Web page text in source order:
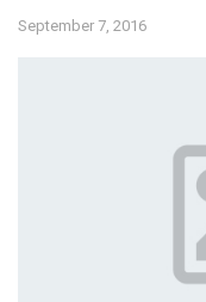
September 7, 2016